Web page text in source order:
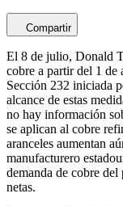
Compartir
El 8 de julio, Donald
cobre a partir del 1 de
Sección 232 iniciada
alcance de estas
no hay información
se aplican al cobre
aranceles aumentan
manufacturero
demanda de cobre del
netas.